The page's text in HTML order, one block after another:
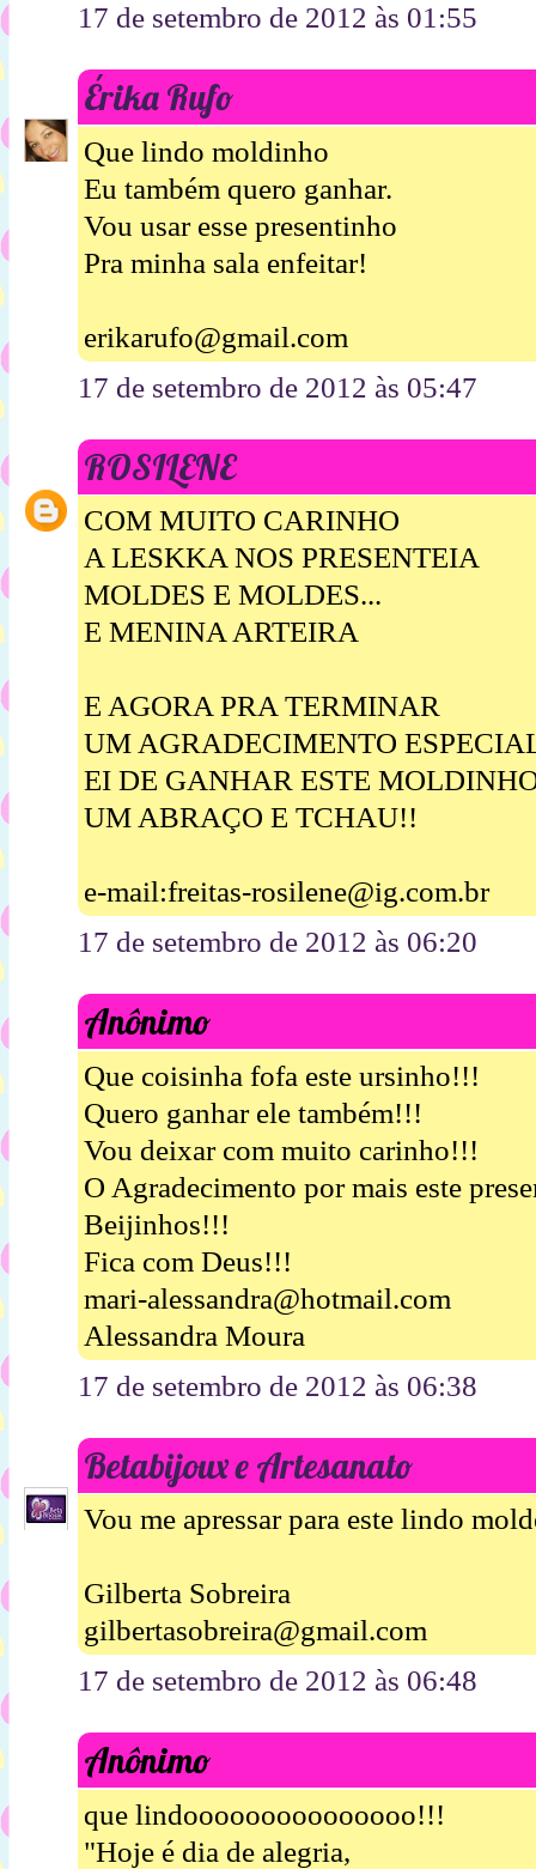
17 de setembro de 2012 às 01:55
Érika Rufo
Que lindo moldinho
Eu também quero ganhar.
Vou usar esse presentinho
Pra minha sala enfeitar!
erikarufo@gmail.com
17 de setembro de 2012 às 05:47
ROSILENE
COM MUITO CARINHO
A LESKKA NOS PRESENTEIA
MOLDES E MOLDES...
E MENINA ARTEIRA
E AGORA PRA TERMINAR
UM AGRADECIMENTO
EI DE GANHAR ESTE
UM ABRAÇO E TCHAU!!
e-mail:freitas-rosilene@ig.com.br
17 de setembro de 2012 às 06:20
Anônimo
Que coisinha fofa este ursinho!!!
Quero ganhar ele também!!!
Vou deixar com muito carinho!!!
O Agradecimento por mais este
Beijinhos!!!
Fica com Deus!!!
mari-alessandra@hotmail.com
Alessandra Moura
17 de setembro de 2012 às 06:38
Betabijoux e Artesanato
Vou me apressar para este lindo
Gilberta Sobreira
gilbertasobreira@gmail.com
17 de setembro de 2012 às 06:48
Anônimo
que lindooooooooooooooo!!!
"Hoje é dia de alegria,